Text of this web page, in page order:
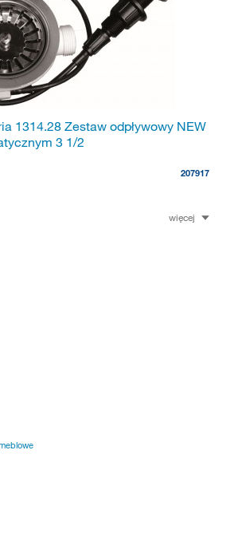
1314.28 Zestaw odpływowy NEW
3 1/2
207917
więcej